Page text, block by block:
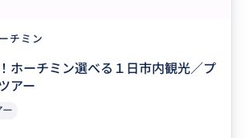
チミン
ホーチミン選べる１日市内観光／プ
アー
ー